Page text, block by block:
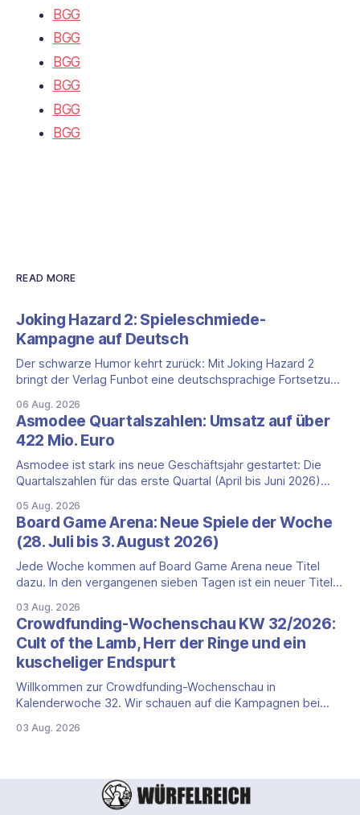
BGG
BGG
BGG
BGG
BGG
BGG
READ MORE
Joking Hazard 2: Spieleschmiede-
Kampagne auf Deutsch
Der schwarze Humor kehrt zurück: Mit Joking Hazard 2
bringt der Verlag Funbot eine deutschsprachige Fortsetzung
Happiness (Explosm) auf die Spieleschmiede. Wir ordnen
ein, was die Kampagne unter dem Motto „Die fiesen
Comics sind zurück!" bietet und wo sie schweigt.
06 Aug. 2026
Asmodee Quartalszahlen: Umsatz auf über
422 Mio. Euro
Asmodee ist stark ins neue Geschäftsjahr gestartet: Die
Quartalszahlen für das erste Quartal (April bis Juni 2026)
Prozent auf 422,1 Millionen Euro. Getragen wird das
Wachstum weiter von den Sammelkartenspielen, doch
erstmals seit Monaten zeigt auch das klassische
Brettspielgeschäft wieder
05 Aug. 2026
Board Game Arena: Neue Spiele der Woche
(28. Juli bis 3. August 2026)
Jede Woche kommen auf Board Game Arena neue Titel
dazu. In den vergangenen sieben Tagen ist ein neuer Titel
bekanntesten kooperativen Zombiespiele. Wir stellen dir
den Neuzugang mit seinen Eckdaten vor. Zombicide: 2nd
Edition: kooperatives Überleben gegen Zombiehorden Mit
Zombicide: 2nd
03 Aug. 2026
Crowdfunding-Wochenschau KW 32/2026:
Cult of the Lamb, Herr der Ringe und ein
kuscheliger Endspurt
Willkommen zur Crowdfunding-Wochenschau in
Kalenderwoche 32. Wir schauen auf die Kampagnen bei
gestartet sind, kurz vor dem Ende stehen oder aus anderen
deutlich kleinerer Endspurt. Cult
03 Aug. 2026